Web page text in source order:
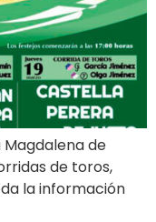
de
de toros,
la información